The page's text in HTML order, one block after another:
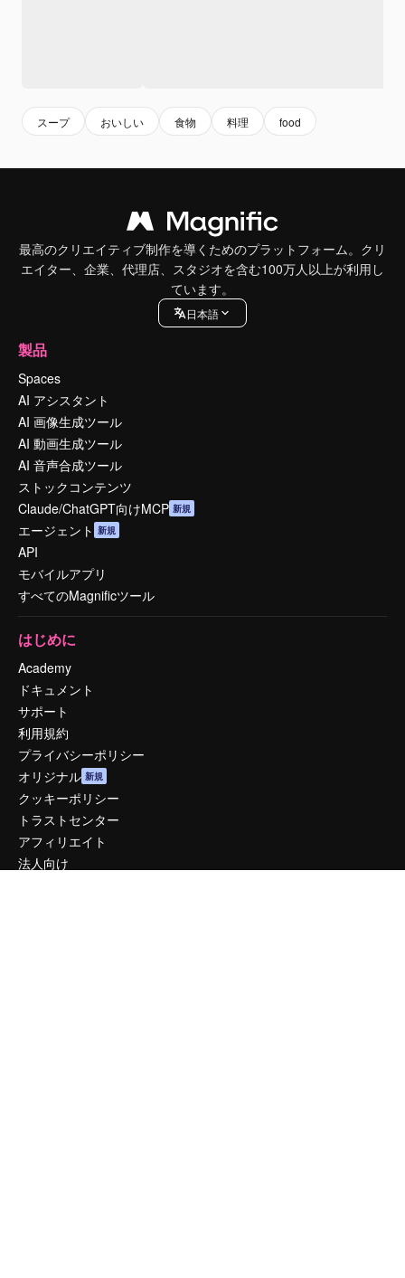
スープ おいしい 食物 料理 food
最高のクリエイティブ制作を導くためのプラットフォーム。クリ
エイター、企業、代理店、スタジオを含む100万人以上が利用し
ています。
日本語
製品
Spaces
AI アシスタント
AI 画像生成ツール
AI 動画生成ツール
AI 音声合成ツール
ストックコンテンツ
Claude/ChatGPT向けMCP 新規
エージェント 新規
API
モバイルアプリ
すべてのMagnificツール
はじめに
Academy
ドキュメント
サポート
利用規約
プライバシーポリシー
オリジナル 新規
クッキーポリシー
トラストセンター
アフィリエイト
法人向け